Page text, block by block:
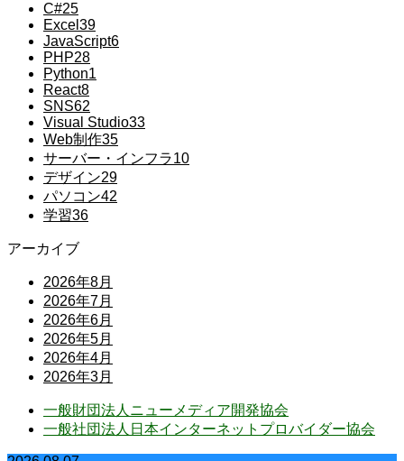
C#25
Excel 39
JavaScript6
PHP28
Python1
React8
SNS62
Visual Studio33
Web制作35
サーバー・インフラ10
デザイン29
パソコン42
学習36
アーカイブ
2026年8月
2026年7月
2026年6月
2026年5月
2026年4月
2026年3月
一般財団法人ニューメディア開発協会
一般社団法人日本インターネットプロバイダー協会